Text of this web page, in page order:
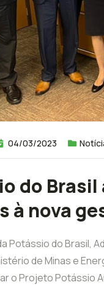
04/03/2023
do
à nova
Potássio do Brasil,
de Minas e
o Projeto Potássio